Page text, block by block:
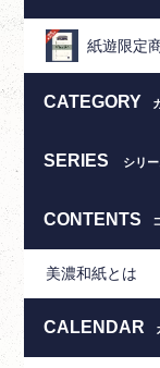
紙遊限定
CATEGORY
SERIES シリ
CONTENTS
美濃和紙とは
CALENDAR